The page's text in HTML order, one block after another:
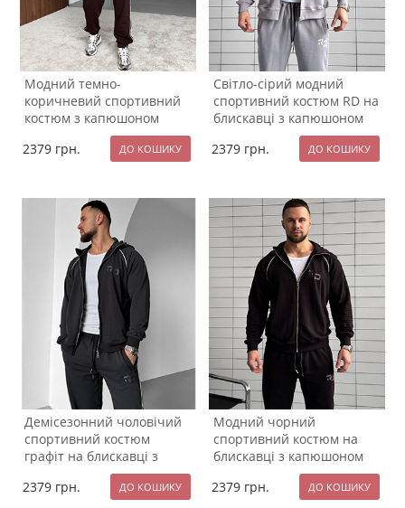
Модний темно-
коричневий спортивний
костюм з капюшоном
вільного крою К-996
2379 грн.
Світло-сірий модний
спортивний костюм RD на
блискавці з капюшоном
2379 грн.
Демісезонний чоловічий
спортивний костюм
графіт на блискавці з
капюшоном К-994
2379 грн.
Модний чорний
спортивний костюм на
блискавці з капюшоном
2379 грн.